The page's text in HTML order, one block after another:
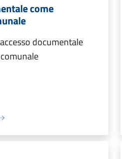
come
documentale